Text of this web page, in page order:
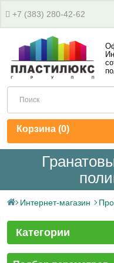
+7 (383) 280-42-62
Корзина (0)
Интернет-магазин
Категории